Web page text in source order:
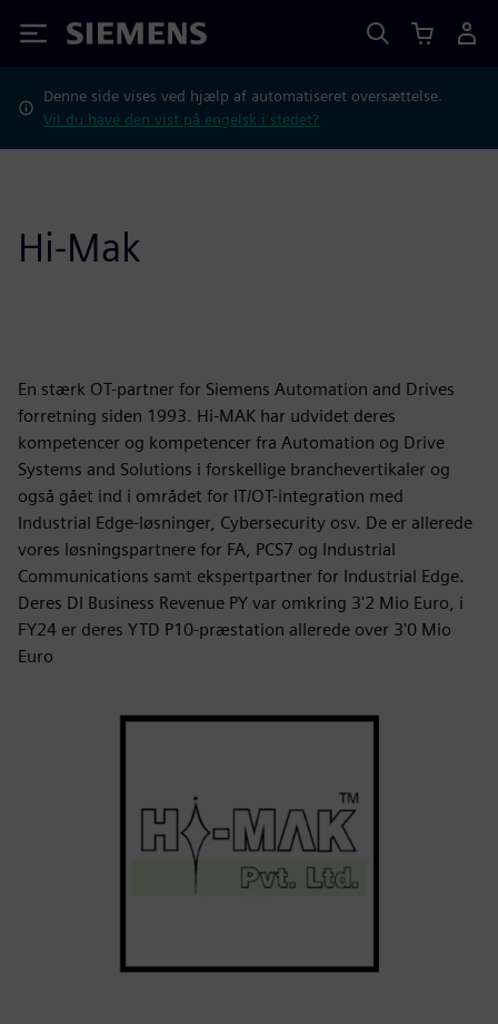
Siemens
Denne side vises ved hjælp af automatiseret oversættelse.
Vil du have den vist på engelsk i stedet?
Hi-Mak
En stærk OT-partner for Siemens Automation and Drives
forretning siden 1993. Hi-MAK har udvidet deres
kompetencer og kompetencer fra Automation og Drive
Systems and Solutions i forskellige branchevertikaler og
også gået ind i området for IT/OT-integration med
Industrial Edge-løsninger, Cybersecurity osv. De er allerede
vores løsningspartnere for FA, PCS7 og Industrial
Communications samt ekspertpartner for Industrial Edge.
Deres DI Business Revenue PY var omkring 3'2 Mio Euro, i
FY24 er deres YTD P10-præstation allerede over 3'0 Mio
Euro